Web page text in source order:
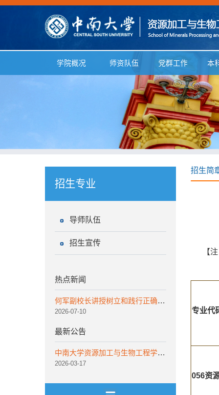
学院概况 师资队伍 党群工作 本
招生专业
导师队伍
招生宣传
热点新闻
何军副校长讲授树立和践行正确政绩观学习教育专题党课
2026-07-10
最新公告
中南大学资源加工与生物工程学院非事业编工作人员招聘公告
2026-03-17
招生简
【
专业代
056资